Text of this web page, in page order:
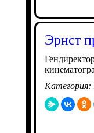
Эрнст
Категория: